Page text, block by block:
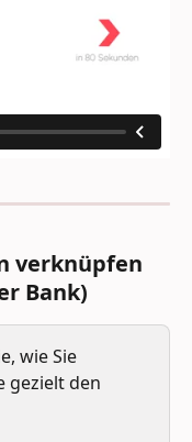
verknüpfen
Bank)
wie Sie
gezielt den